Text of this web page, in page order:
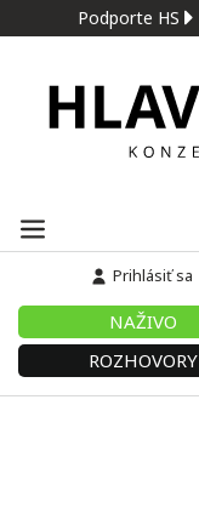
Podporte HS
Prihlásiť sa
NAŽIVO
ROZHOVORY